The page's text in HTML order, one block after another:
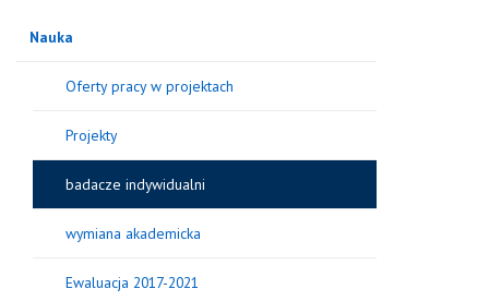
Nauka
Oferty pracy w projektach
Projekty
badacze indywidualni
wymiana akademicka
Ewaluacja 2017-2021